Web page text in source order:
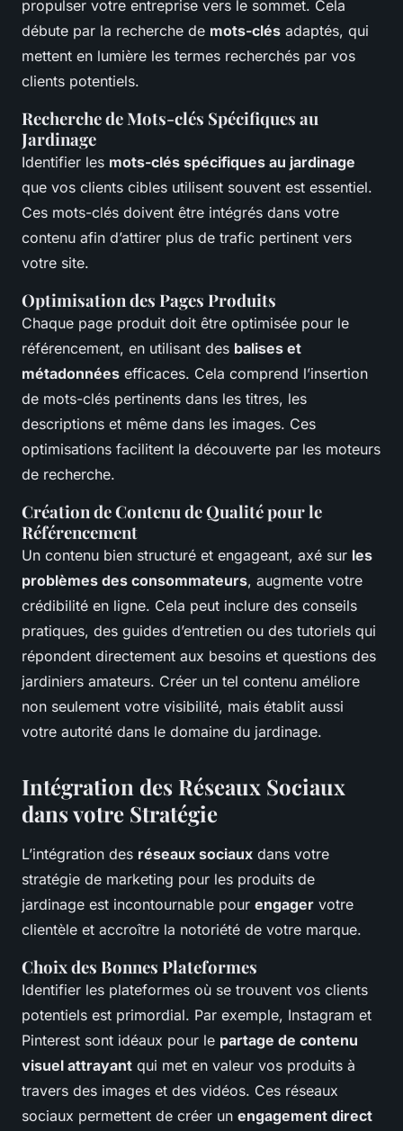
propulser votre entreprise vers le sommet. Cela
débute par la recherche de mots-clés adaptés, qui
mettent en lumière les termes recherchés par vos
clients potentiels.
Recherche de Mots-clés Spécifiques au
Jardinage
Identifier les mots-clés spécifiques au jardinage
que vos clients cibles utilisent souvent est essentiel.
Ces mots-clés doivent être intégrés dans votre
contenu afin d’attirer plus de trafic pertinent vers
votre site.
Optimisation des Pages Produits
Chaque page produit doit être optimisée pour le
référencement, en utilisant des balises et
métadonnées efficaces. Cela comprend l’insertion
de mots-clés pertinents dans les titres, les
descriptions et même dans les images. Ces
optimisations facilitent la découverte par les moteurs
de recherche.
Création de Contenu de Qualité pour le
Référencement
Un contenu bien structuré et engageant, axé sur les
problèmes des consommateurs, augmente votre
crédibilité en ligne. Cela peut inclure des conseils
pratiques, des guides d’entretien ou des tutoriels qui
répondent directement aux besoins et questions des
jardiniers amateurs. Créer un tel contenu améliore
non seulement votre visibilité, mais établit aussi
votre autorité dans le domaine du jardinage.
Intégration des Réseaux Sociaux
dans votre Stratégie
L’intégration des réseaux sociaux dans votre
stratégie de marketing pour les produits de
jardinage est incontournable pour engager votre
clientèle et accroître la notoriété de votre marque.
Choix des Bonnes Plateformes
Identifier les plateformes où se trouvent vos clients
potentiels est primordial. Par exemple, Instagram et
Pinterest sont idéaux pour le partage de contenu
visuel attrayant qui met en valeur vos produits à
travers des images et des vidéos. Ces réseaux
sociaux permettent de créer un engagement direct